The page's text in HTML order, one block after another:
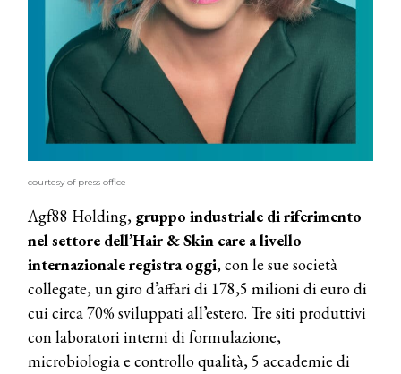
courtesy of press office
Agf88 Holding, gruppo industriale di riferimento
nel settore dell’Hair & Skin care a livello
internazionale registra oggi, con le sue società
collegate, un giro d’affari di 178,5 milioni di euro di
cui circa 70% sviluppati all’estero. Tre siti produttivi
con laboratori interni di formulazione,
microbiologia e controllo qualità, 5 accademie di